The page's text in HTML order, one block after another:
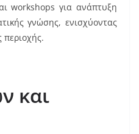
workshops για ανάπτυξη
γνώσης, ενισχύοντας
και